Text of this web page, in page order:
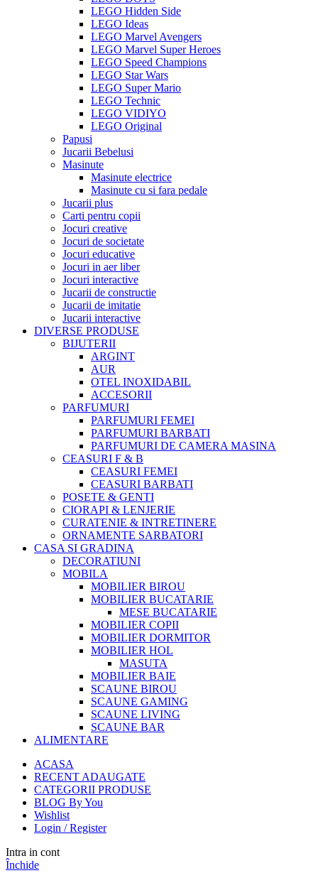
LEGO Hidden Side
LEGO Ideas
LEGO Marvel Avengers
LEGO Marvel Super Heroes
LEGO Speed Champions
LEGO Star Wars
LEGO Super Mario
LEGO Technic
LEGO VIDIYO
LEGO Original
Papusi
Jucarii Bebelusi
Masinute
Masinute electrice
Masinute cu si fara pedale
Jucarii plus
Carti pentru copii
Jocuri creative
Jocuri de societate
Jocuri educative
Jocuri in aer liber
Jocuri interactive
Jucarii de constructie
Jucarii de imitatie
Jucarii interactive
DIVERSE PRODUSE
BIJUTERII
ARGINT
AUR
OTEL INOXIDABIL
ACCESORII
PARFUMURI
PARFUMURI FEMEI
PARFUMURI BARBATI
PARFUMURI DE CAMERA MASINA
CEASURI F & B
CEASURI FEMEI
CEASURI BARBATI
POSETE & GENTI
CIORAPI & LENJERIE
CURATENIE & INTRETINERE
ORNAMENTE SARBATORI
CASA SI GRADINA
DECORATIUNI
MOBILA
MOBILIER BIROU
MOBILIER BUCATARIE
MESE BUCATARIE
MOBILIER COPII
MOBILIER DORMITOR
MOBILIER HOL
MASUTA
MOBILIER BAIE
SCAUNE BIROU
SCAUNE GAMING
SCAUNE LIVING
SCAUNE BAR
ALIMENTARE
ACASA
RECENT ADAUGATE
CATEGORII PRODUSE
BLOG By You
Wishlist
Login / Register
Intra in cont
Închide